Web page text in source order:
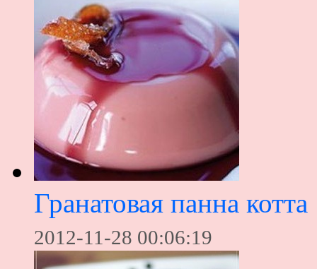
Гранатовая панна котта
2012-11-28 00:06:19